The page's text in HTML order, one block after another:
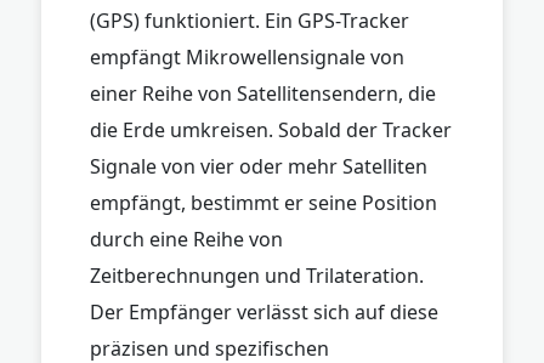
(GPS) funktioniert. Ein GPS-Tracker
empfängt Mikrowellensignale von
einer Reihe von Satellitensendern, die
die Erde umkreisen. Sobald der Tracker
Signale von vier oder mehr Satelliten
empfängt, bestimmt er seine Position
durch eine Reihe von
Zeitberechnungen und Trilateration.
Der Empfänger verlässt sich auf diese
präzisen und spezifischen